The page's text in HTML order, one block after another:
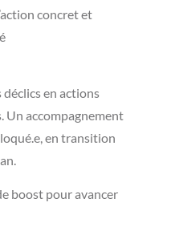
concret et
en actions
Un accompagnement
en transition
boost pour avancer